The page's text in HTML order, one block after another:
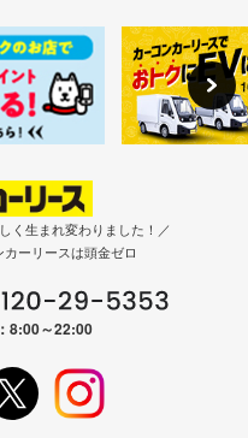
く生まれ変わりました！／
ーリースは頭金ゼロ
8:00～22:00